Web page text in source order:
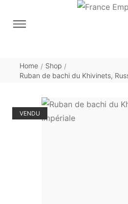
Home / Shop /
Ruban de bachi du Khivinets,
VENDU